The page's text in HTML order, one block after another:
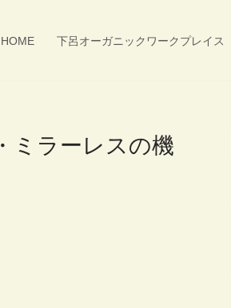
HOME 下呂オーガニックワークプレイス
ミラーレスの機